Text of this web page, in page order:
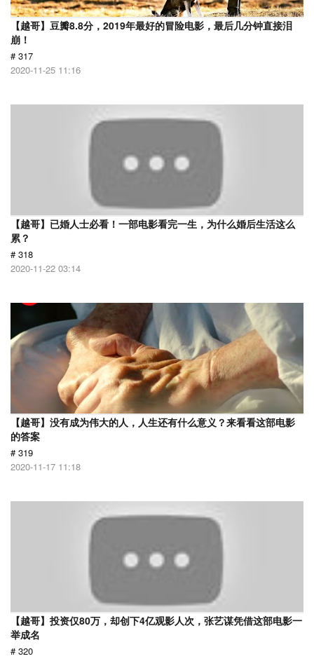
【越哥】豆瓣8.8分，2019年最好的冒险电影，最后几分钟直接泪
崩！
# 317
2020-11-25 11:16
【越哥】已婚人士必看！一部电影看完一生，为什么婚后生活这么
累？
# 318
2020-11-22 03:14
【越哥】没有成为伟大的人，人生还有什么意义？来看看这部电影
的答案
# 319
2020-11-17 11:18
【越哥】投资仅80万，却创下4亿观影人次，张艺谋凭借这部电影一
举成名
# 320